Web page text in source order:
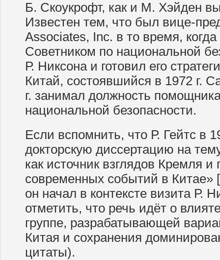
Б. Скоукрофт, как и М. Хэйден
Известен тем, что был вице-
Associates, Inc. в то время,
Советником по национальной
Р. Никсона и готовил его
Китай, состоявшийся в 1972 г.
г. занимал должность
национальной безопасности.
Если вспомнить, что Р. Гейтс в
докторскую диссертацию на
как источник взглядов Кремля
современных событий в Китае»
он начал в контексте визита Р.
отметить, что речь идёт о
группе, разрабатывающей
Китая и сохранения
цитаты).